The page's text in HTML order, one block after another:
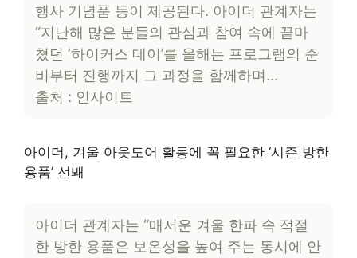
행사 기념품 등이 제공된다. 아이더 관계자는
“지난해 많은 분들의 관심과 참여 속에 끝마
쳤던 ‘하이커스 데이’를 올해는 프로그램의 준
비부터 진행까지 그 과정을 함께하며…
출처 : 인사이트
아이더, 겨울 아웃도어 활동에 꼭 필요한 ‘시즌 방한
용품’ 선봬
아이더 관계자는 “매서운 겨울 한파 속 적절
한 방한 용품은 보온성을 높여 주는 동시에 안